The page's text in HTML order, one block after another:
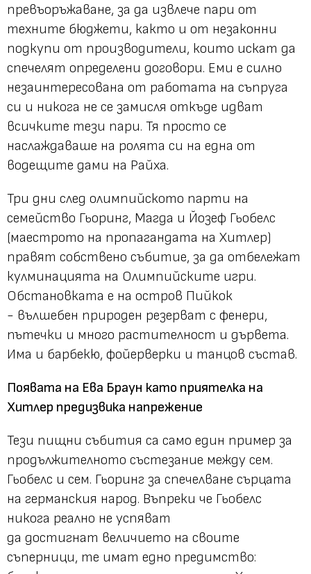
превъоръжаване, за да извлече пари от
техните бюджети, както и от незаконни
подкупи от производители, които искат да
спечелят определени договори. Еми е силно
незаинтересована от работата на съпруга
си и никога не се замисля откъде идват
всичките тези пари. Тя просто се
наслаждаваше на ролята си на една от
водещите дами на Райха.
Три дни след олимпийското парти на
семейство Гьоринг, Магда и Йозеф Гьобелс
(маестрото на пропагандата на Хитлер)
правят собствено събитие, за да отбележат
кулминацията на Олимпийските игри.
Обстановката е на остров Пийкок
- вълшебен природен резерват с фенери,
пътечки и много растителност и дървета.
Има и барбекю, фойерверки и танцов състав.
Появата на Ева Браун като приятелка на
Хитлер предизвика напрежение
Тези пищни събития са само един пример за
продължителното състезание между сем.
Гьобелс и сем. Гьоринг за спечелване сърцата
на германския народ. Въпреки че Гьобелс
никога реално не успяват
да достигнат величието на своите
съперници, те имат едно предимство: